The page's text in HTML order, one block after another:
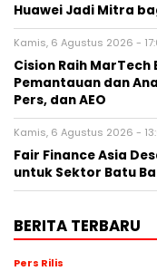
Huawei Jadi Mitra
Kamis, 6 Agustus 2026 -
Cision Raih
Pemantauan dan
Pers, dan AEO
Kamis, 6 Agustus 2026 -
Fair Finance Asia
untuk Sektor Batu
BERITA TERBARU
Pers Rilis